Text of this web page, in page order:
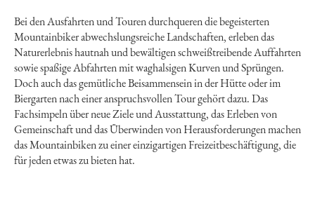
Bei den Ausfahrten und Touren durchqueren die begeisterten
Mountainbiker abwechslungsreiche Landschaften, erleben das
Naturerlebnis hautnah und bewältigen schweißtreibende Auffahrten
sowie spaßige Abfahrten mit waghalsigen Kurven und Sprüngen.
Doch auch das gemütliche Beisammensein in der Hütte oder im
Biergarten nach einer anspruchsvollen Tour gehört dazu. Das
Fachsimpeln über neue Ziele und Ausstattung, das Erleben von
Gemeinschaft und das Überwinden von Herausforderungen machen
das Mountainbiken zu einer einzigartigen Freizeitbeschäftigung, die
für jeden etwas zu bieten hat.